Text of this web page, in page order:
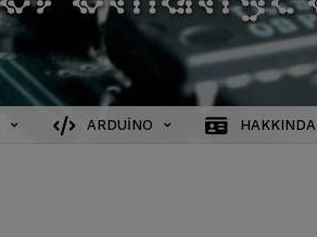
ARDUINO HAKKINDA